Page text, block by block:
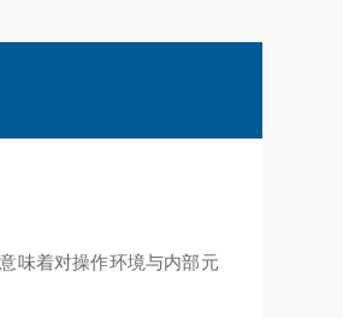
味着对操作环境与内部元